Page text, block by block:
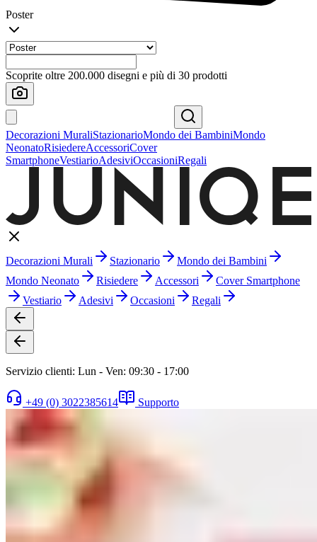
Poster
Scoprite oltre 200.000 disegni e più di 30 prodotti
Decorazioni MuraliStazionarioMondo dei BambiniMondo
NeonatoRisiedereAccessoriCover
SmartphoneVestiarioAdesiviOccasioniRegali
Decorazioni Murali Stazionario
Mondo dei Bambini
Mondo Neonato
Risiedere Accessori
Cover Smartphone
Vestiario
Adesivi Occasioni Regali
Servizio clienti: Lun - Ven: 09:30 - 17:00
+49 (0) 3022385614 Supporto